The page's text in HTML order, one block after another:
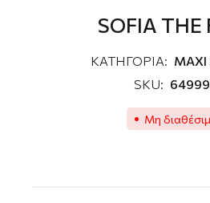
SOFIA THE
ΚΑΤΗΓΟΡΙΑ: MAXI
SKU:
Μη